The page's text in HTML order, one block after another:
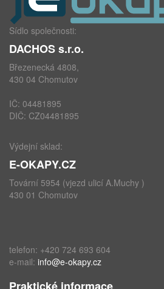
Sídlo společnosti:
DACHOS s.r.o.
Březenecká 4808,
430 04 Chomutov
IČ: 04481895
DIČ: CZ04481895
Výdejní sklad:
E-OKAPY.CZ
Tovární 5954 (vjezd ulicí A.Muchy )
430 01 Chomutov
telefon: +420 724 693 604
e-mail: info@e-okapy.cz